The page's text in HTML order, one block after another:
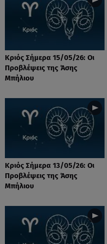
Κριός Σήμερα 15/05/26: Οι
Προβλέψεις της Άσης
Μπήλιου
Κριός Σήμερα 13/05/26: Οι
Προβλέψεις της Άσης
Μπήλιου